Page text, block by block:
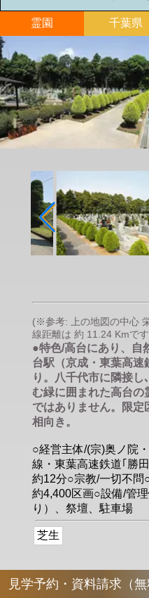
霊園 千葉県
(※参考: 上の地図の中心
線距離は 約 11.24 Kmで
●特色/高台にあり、自
台駅（京成・東葉高速
り。八千代市に隣接
む緑に囲まれた高台の
ではありません。限定
相向き。
○経営主体/(宗)奥ノ院
線・東葉高速鉄道｢勝
約12分○宗教/一切不問
約4,400区画○設備/管
り）、祭壇、駐車場
芝生
見学予約・資料請求（無